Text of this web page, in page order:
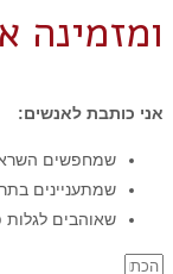
ומזמינה
אני כותבת לאנשים:
שמחפשים
שמתעניינים
שאוהבים לגלות